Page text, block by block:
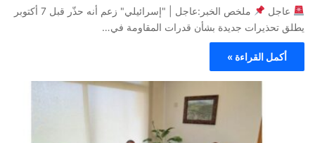
عاجل
ملخص الخبر:عاجل | "إسرائيلي" زعم أنه حذّر قبل 7 أكتوبر
يطلق تحذيرات جديدة بشأن قدرات المقاومة في…
أكمل القراءة »